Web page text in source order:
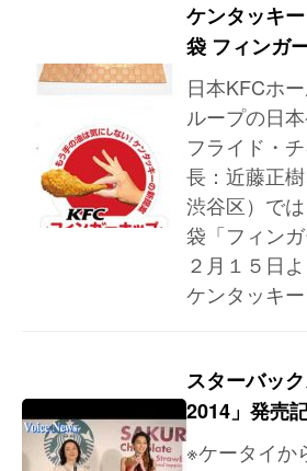
ケンタッキ
袋 フィンガ
日本KFCホ
ループの日
フライド・
長：近藤正
渋谷区）で
袋「フィン
２月１５日
ケンタッキ
スターバッ
2014」発売
※ケータイか